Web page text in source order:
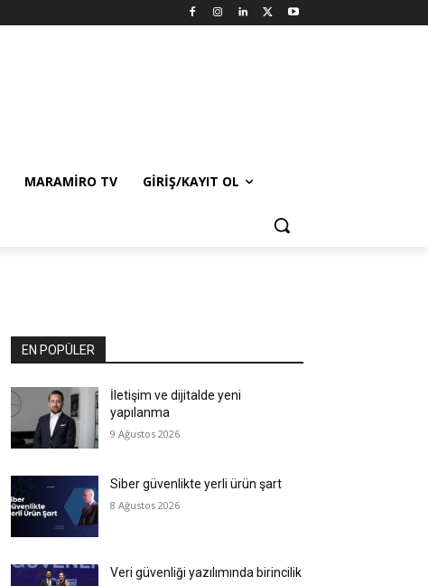
MARAMIRO TV GIRIŞ/KAYIT OL
EN POPÜLER
İletişim ve dijitalde yeni
yapılanma
9 Ağustos 2026
Siber güvenlikte yerli ürün şart
8 Ağustos 2026
Veri güvenliği yazılımında birincilik